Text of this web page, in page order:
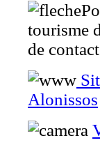
tourisme
de
Alonissos